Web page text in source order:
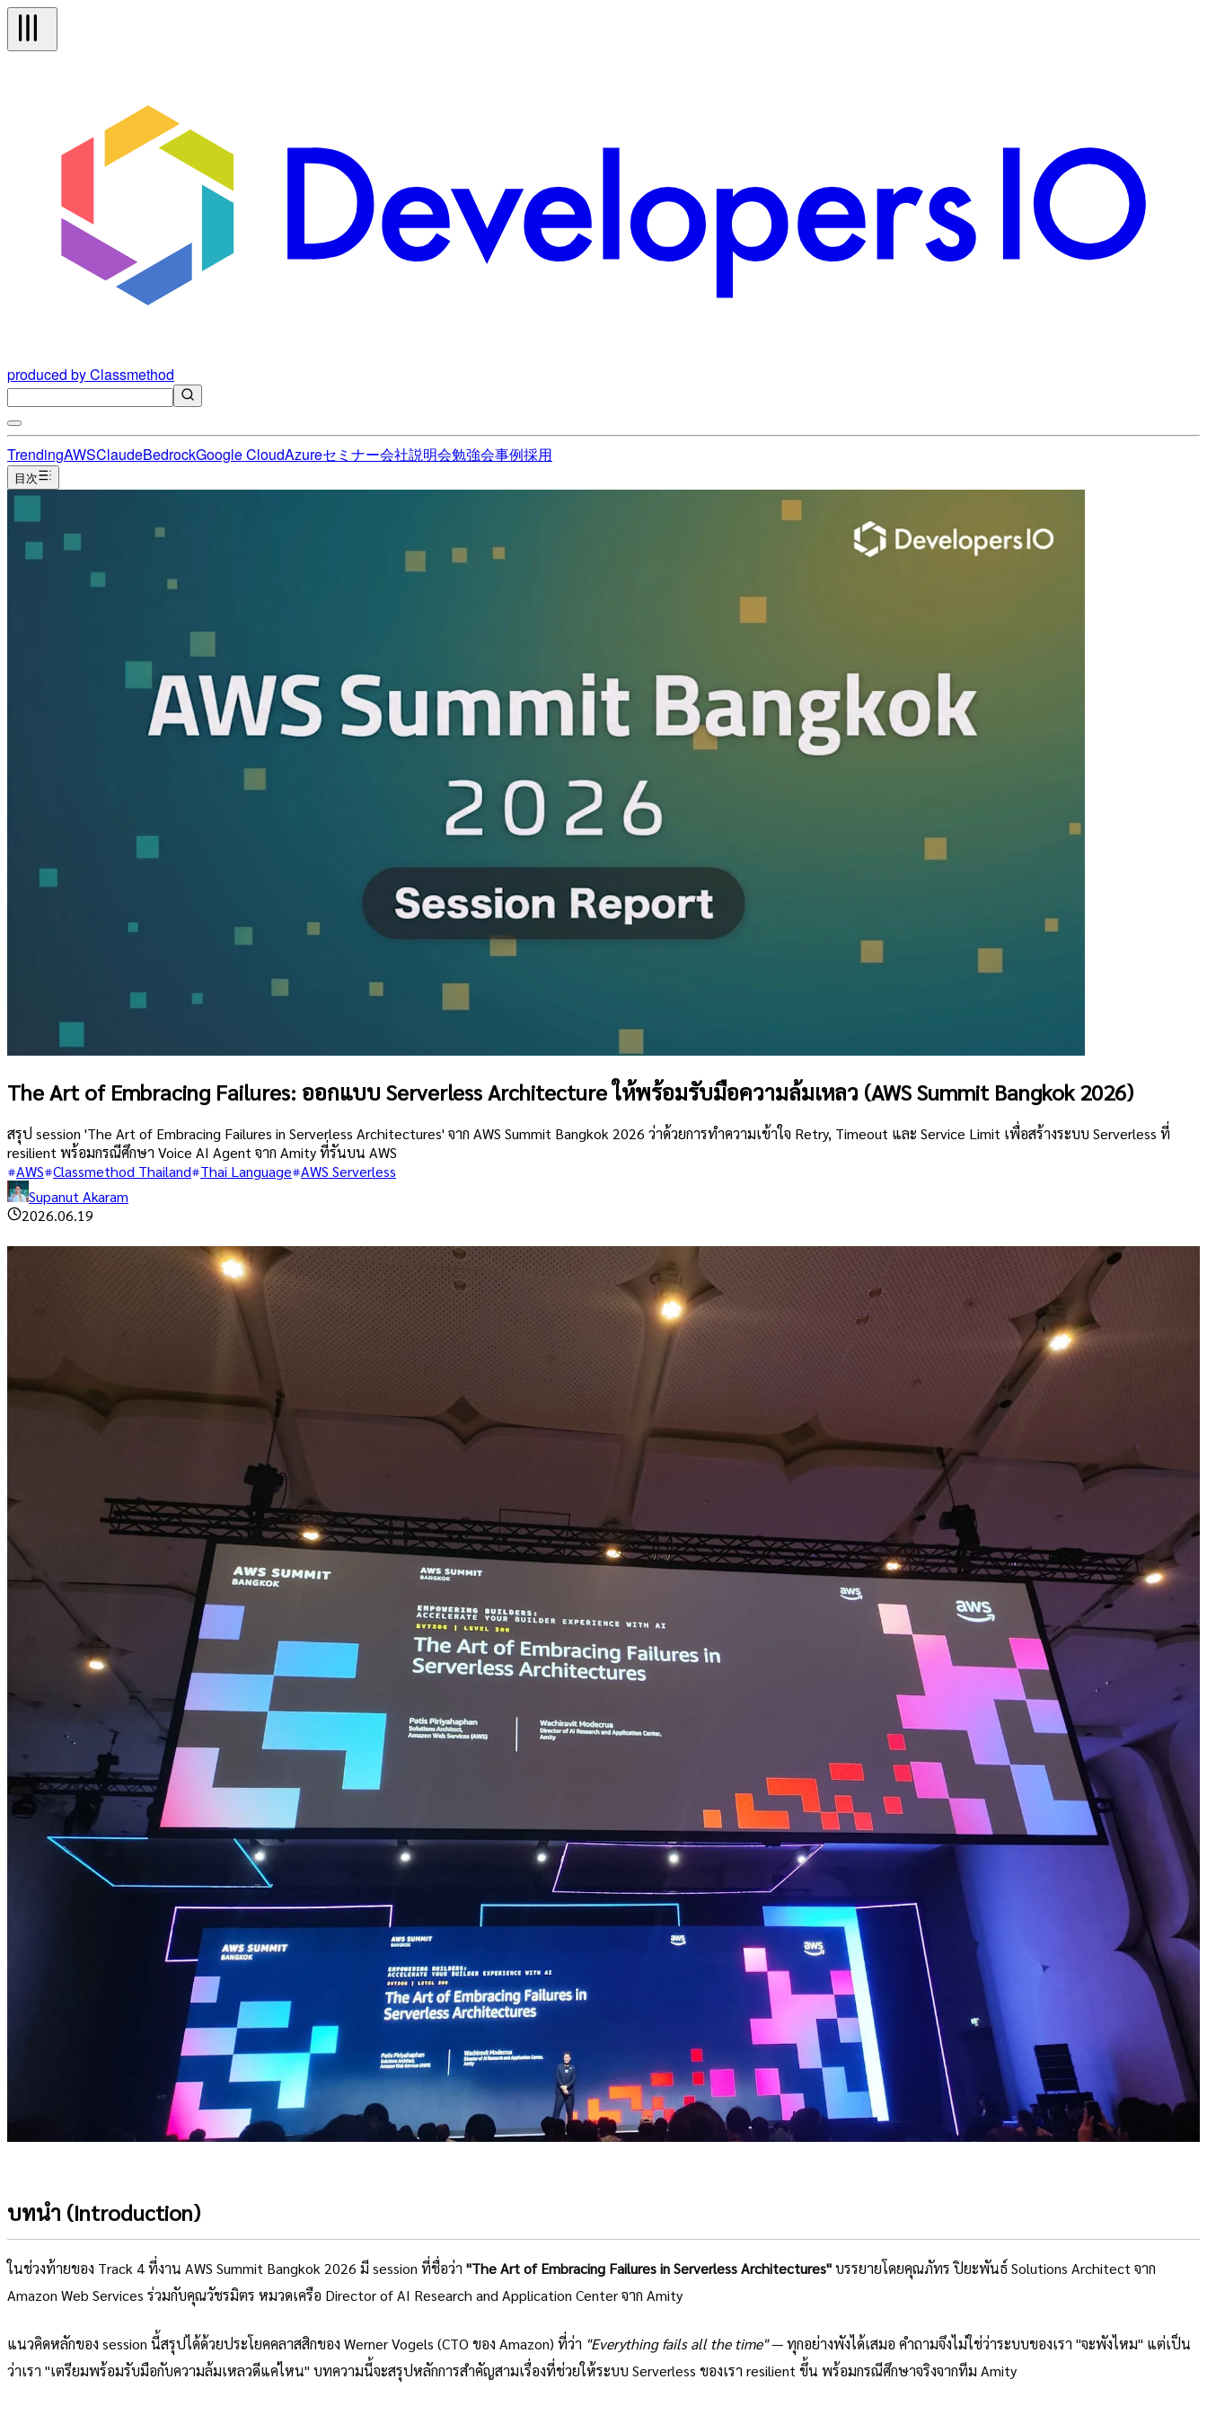
produced by Classmethod
TrendingAWSClaudeBedrockGoogle CloudAzureセミナー会社説明会勉強会事例採用
目次
The Art of Embracing Failures: ออกแบบ Serverless Architecture ให้พร้อมรับมือความล้มเหลว (AWS Summit Bangkok 2026)
สรุป session 'The Art of Embracing Failures in Serverless Architectures' จาก AWS Summit Bangkok 2026 ว่าด้วยการทำความเข้าใจ Retry, Timeout และ Service Limit เพื่อสร้างระบบ Serverless ที่
resilient พร้อมกรณีศึกษา Voice AI Agent จาก Amity ที่รันบน AWS
AWS Classmethod Thailand Thai Language AWS Serverless
Supanut Akaram
2026.06.19
บทนำ (Introduction)
ในช่วงท้ายของ Track 4 ที่งาน AWS Summit Bangkok 2026 มี session ที่ชื่อว่า "The Art of Embracing Failures in Serverless Architectures"บรรยายโดยคุณภัทร ปิยะพันธ์ Solutions Architect จาก
Amazon Web Services ร่วมกับคุณวัชรมิตร หมวดเครือ Director of AI Research and Application Center จาก Amity
แนวคิดหลักของ session นี้สรุปได้ด้วยประโยคคลาสสิกของ Werner Vogels (CTO ของ Amazon) ที่ว่า "Everything fails all the time"— ทุกอย่างพังได้เสมอ คำถามจึงไม่ใช่ว่าระบบของเรา "จะพังไหม" แต่เป็น
ว่าเรา "เตรียมพร้อมรับมือกับความล้มเหลวดีแค่ไหน" บทความนี้จะสรุปหลักการสำคัญสามเรื่องที่ช่วยให้ระบบ Serverless ของเรา resilient ขึ้น พร้อมกรณีศึกษาจริงจากทีม Amity